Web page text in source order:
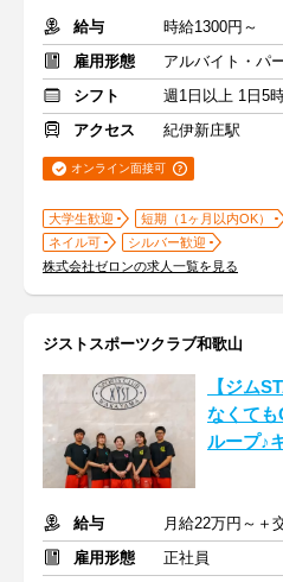
給与
時給1300円～
雇用形態
アルバイト・パ
シフト
週1日以上 1日5
アクセス
紀伊新庄駅
オンライン面接可
大学生歓迎 短期（1ヶ月以内OK）
ネイル可
シルバー歓迎
株式会社ゼロンの求人一覧を見る
ジストスポーツクラブ和歌山
【ジム
なくて
ループ♪
給与
月給22万円～＋
雇用形態
正社員